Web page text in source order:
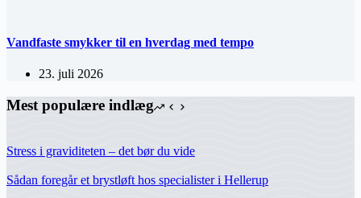
Vandfaste smykker til en hverdag med tempo
23. juli 2026
Mest populære indlæg
Stress i graviditeten – det bør du vide
Sådan foregår et brystløft hos specialister i Hellerup